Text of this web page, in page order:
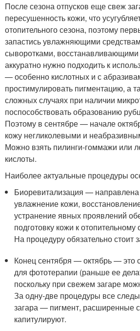
После сезона отпусков еще свеж
пересушенность кожи, что
отопительного сезона, поэтому
запастись увлажняющими
сыворотками,
аккуратно нужно подходить к
— особенно кислотных и с
простимулировать пигментацию, а
сложных случаях при наличии
поспособствовать образованию
Поэтому в сентябре — начале
кожу негликолевыми и
Можно взять пилинги-гоммажи или
кислоты.
Наиболее актуальные процедуры
Биоревитализация — направлена
увлажнение кожи,
устранение явных проявлений
подготовку кожи к отопительному
На процедуру обязательно стоит
Конец сентября — октябрь — это
для фототерапии (раньше ее
поскольку при свежем загаре
За одну-две процедуры все
загара — пигмент, расширенные
капитулируют.